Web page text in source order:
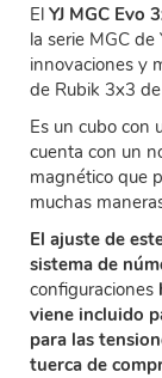
El YJ MGC Evo
la serie MGC
innovaciones y
de Rubik 3x3 de
Es un cubo con
cuenta con un
magnético que
muchas
El ajuste de
sistema de
configuraciones
viene incluido
para las
tuerca de